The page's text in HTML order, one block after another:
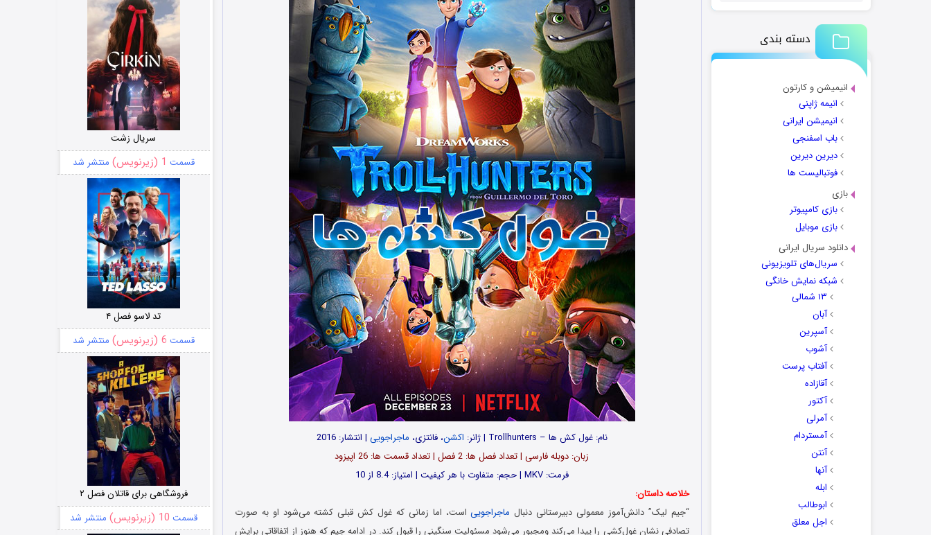
دسته بندی
انیمیشن و کارتون
انیمه ژاپنی
انیمیشن ایرانی
باب اسفنجی
دیرین دیرین
فوتبالیست ها
بازی
بازی کامپیوتر
بازی موبایل
دانلود سریال ایرانی
سریال‌های تلویزیونی
شبکه نمایش خانگی
۱۳ شمالی
آبان
آسپرین
آشوب
آفتاب پرست
آقازاده
آکتور
آمرلی
آمستردام
آنتن
آنها
ابله
ابوطالب
اجل معلق
نام: غول کش ها – Trollhunters | ژانر: اکشن، فانتزی، ماجراجویی | انتشار: 2016
زبان: دوبله فارسی | تعداد فصل ها: 2 فصل | تعداد قسمت ها: 26 اپیزود
فرمت: MKV | حجم: متفاوت با هر کیفیت | امتیاز: 8.4 از 10
خلاصه داستان:
“جیم لیک” دانش‌آموز معمولی دبیرستانی دنبال ماجراجوییاست، اما زمانی که غول کش قبلی کشته‌ می‌شود او به صورت
تصادفی نشان غول‌کشی را پیدا می‌کند ومجبور می‌شود مسئولیت سنگینی را قبول کند. در ادامه جیم که هنوز از اتفاقاتی برایش
سریال زشت
قسمت 1 (زیرنویس) منتشر شد
تد لاسو فصل ۴
قسمت 6 (زیرنویس) منتشر شد
فروشگاهی برای قاتلان فصل ۲
قسمت 10 (زیرنویس) منتشر شد